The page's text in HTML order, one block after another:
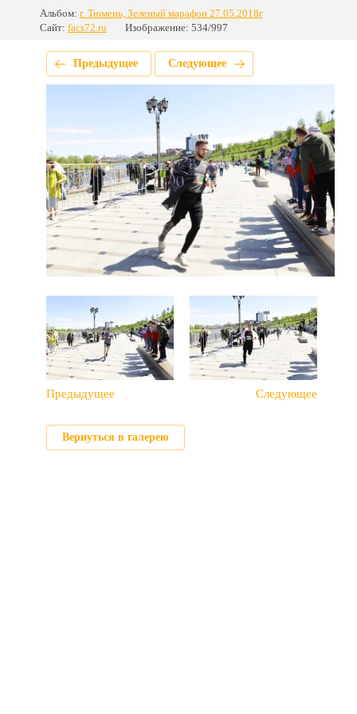
Альбом: г. Тюмень, Зеленый марафон 27.05.2018г
Сайт: facs72.ru Изображение: 534/997
Предыдущее Следующее
Предыдущее Следующее
Вернуться в галерею